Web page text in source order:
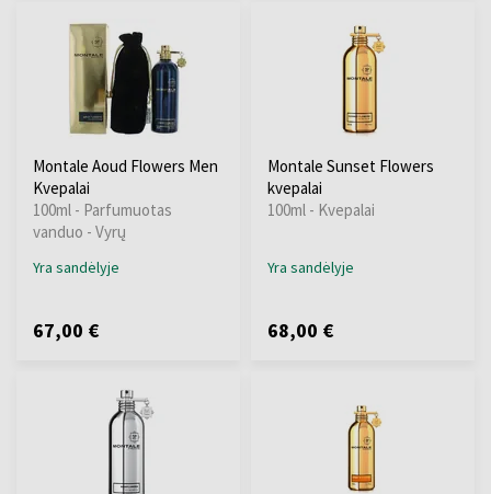
Montale Aoud Flowers Men
Kvepalai
100ml - Parfumuotas
vanduo - Vyrų
Yra sandėlyje
67,00 €
Montale Sunset Flowers
kvepalai
100ml - Kvepalai
Yra sandėlyje
68,00 €